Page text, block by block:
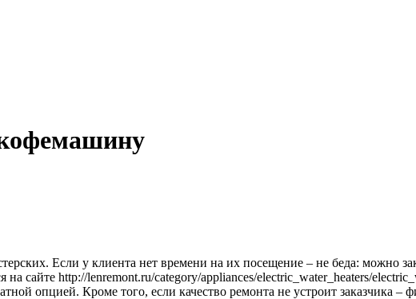
Если у клиента нет времени на их посещение – не беда: можно
сайте http://lenremont.ru/category/appliances/electric_water_heaters/
опцией. Кроме того, если качество ремонта не устроит заказчика –